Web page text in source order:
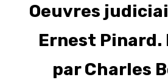
Oeuvres
Ernest Pinard.
par Charles